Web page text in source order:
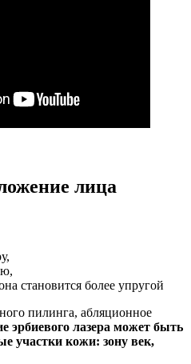
лица
становится более упругой
пилинга, абляционное
эрбиевого лазера может быть
участки кожи: зону век,